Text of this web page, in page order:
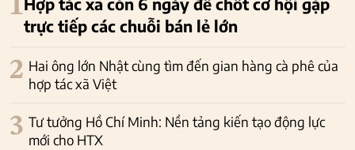
1
trực tiếp các chuỗi bán lẻ lớn
2 Hai ông lớn Nhật cùng tìm đến gian hàng cà phê của
hợp tác xã Việt
3 Tư tưởng Hồ Chí Minh: Nền tảng kiến tạo động lực
mới cho HTX